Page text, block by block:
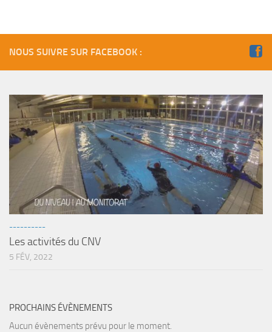
Sorties 2024
Sorties 2023
Sorties 2021
Sorties 2020
Sorties 2019
Sorties 2018
sorties 2017
Sorties 2016
Sorties 2015
Formations
NOUS SUIVRE SUR FACEBOOK :
----------
Les activités du CNV
5 FÉV, 2022
PROCHAINS ÉVÈNEMENTS
Aucun évènements prévu pour le moment.